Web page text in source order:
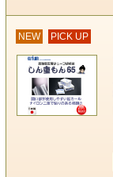
NEW PICK UP